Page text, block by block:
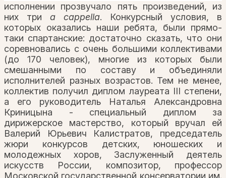
исполнении прозвучало пять произведений, из
них три a cappella. Конкурсный условия, в
которых оказались наши ребята, были прямо-
таки спартанские: достаточно сказать, что они
соревновались с очень большими коллективами
(до 170 человек), многие из которых были
смешанными по составу и объединяли
исполнителей разных возрастов. Тем не менее,
коллектив получил диплом лауреата III степени,
а его руководитель Наталья Александровна
Криницына - специальный диплом за
дирижерское мастерство, который вручал ей
Валерий Юрьевич Калистратов, председатель
жюри конкурсов детских, юношеских и
молодежных хоров, Заслуженный деятель
искусств России, композитор, профессор
Московской государственной консерватории им.